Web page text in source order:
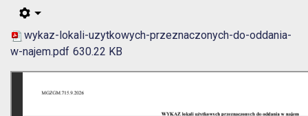
wykaz-lokali-uzytkowych-przeznaczonych-do-oddania-
w-najem.pdf 630.22 KB